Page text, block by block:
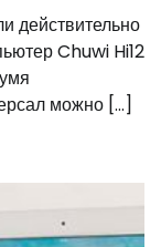
действительно
Chuwi Hi12
можно […]